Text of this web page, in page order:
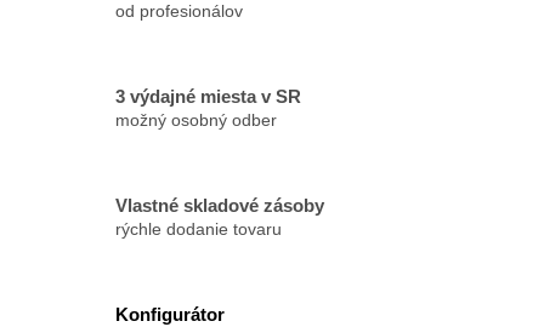
od profesionálov
3 výdajné miesta v SR
možný osobný odber
Vlastné skladové zásoby
rýchle dodanie tovaru
Konfigurátor